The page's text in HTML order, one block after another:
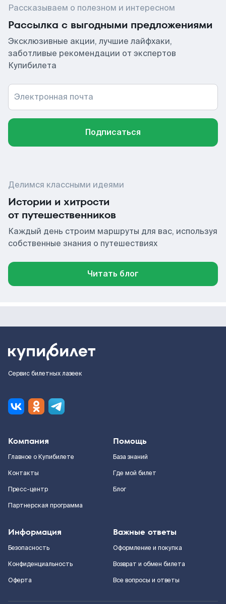
Рассказываем о полезном и интересном
Рассылка с выгодными предложениями
Эксклюзивные акции, лучшие лайфхаки,
заботливые рекомендации от экспертов
Купибилета
Электронная почта
Подписаться
Делимся классными идеями
Истории и хитрости
от путешественников
Каждый день строим маршруты для вас, используя
собственные знания о путешествиях
Читать блог
Сервис билетных лазеек
Компания
Главное о Купибилете
Контакты
Пресс-центр
Партнерская программа
Помощь
База знаний
Где мой билет
Блог
Информация
Безопасность
Конфиденциальность
Оферта
Важные ответы
Оформление и покупка
Возврат и обмен билета
Все вопросы и ответы